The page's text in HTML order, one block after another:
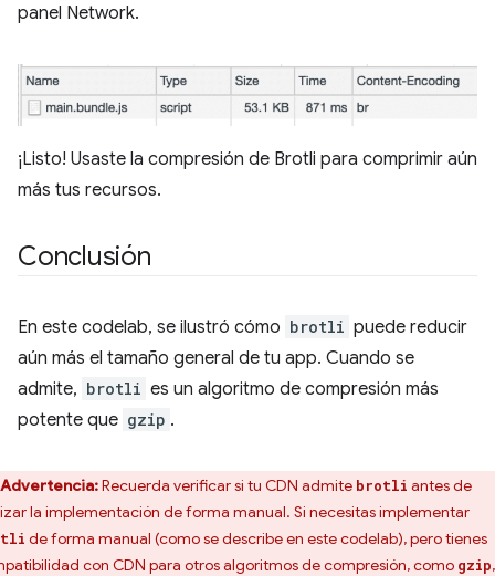
panel Network.
¡Listo! Usaste la compresión de Brotli para comprimir aún
más tus recursos.
Conclusión
En este codelab, se ilustró cómo brotli puede reducir
aún más el tamaño general de tu app. Cuando se
admite, brotli es un algoritmo de compresión más
potente que gzip .
Advertencia:Recuerda verificar si tu CDN admite brotli antes de
la implementación de forma manual. Si necesitas implementar
de forma manual (como se describe en este codelab), pero tienes
con CDN para otros algoritmos de compresión, como gzip